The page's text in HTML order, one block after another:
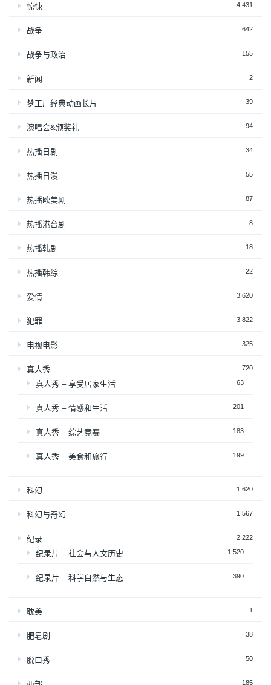
惊悚 4,431
战争 642
战争与政治 155
新闻 2
梦工厂经典动画长片 39
演唱会&颁奖礼 94
热播日剧 34
热播日漫 55
热播欧美剧 87
热播港台剧 8
热播韩剧 18
热播韩综 22
爱情 3,620
犯罪 3,822
电视电影 325
真人秀 720
真人秀 – 享受居家生活 63
真人秀 – 情感和生活 201
真人秀 – 综艺竞赛 183
真人秀 – 美食和旅行 199
科幻 1,620
科幻与奇幻 1,567
纪录 2,222
纪录片 – 社会与人文历史 1,520
纪录片 – 科学自然与生态 390
耽美 1
肥皂剧 38
脱口秀 50
185